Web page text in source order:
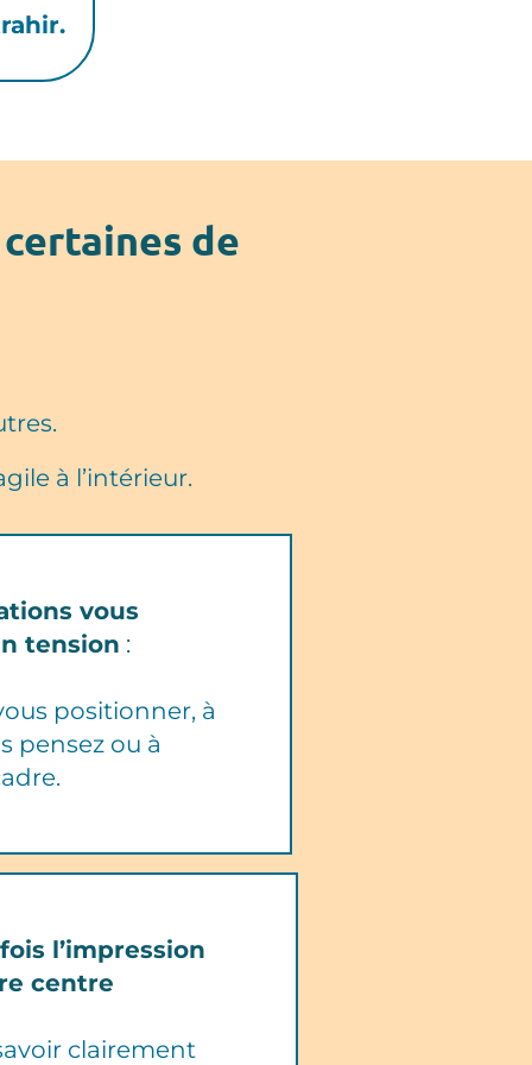
de
à l’intérieur.
vous
tension :
positionner, à
pensez ou à
l’impression
centre
clairement